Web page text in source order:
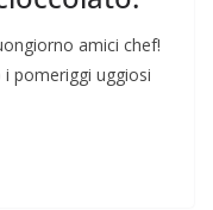
amici chef!
i pomeriggi uggiosi